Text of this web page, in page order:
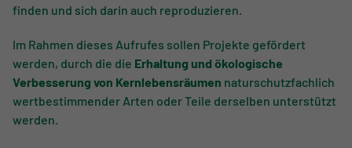
finden und sich darin auch reproduzieren.
Im Rahmen dieses Aufrufes sollen Projekte gefördert
werden, durch die die Erhaltung und ökologische
Verbesserung von Kernlebensräumen naturschutzfachlich
wertbestimmender Arten oder Teile derselben unterstützt
werden.